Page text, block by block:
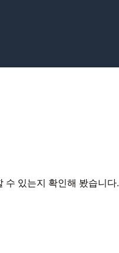
수 있는지 확인해 봤습니다.